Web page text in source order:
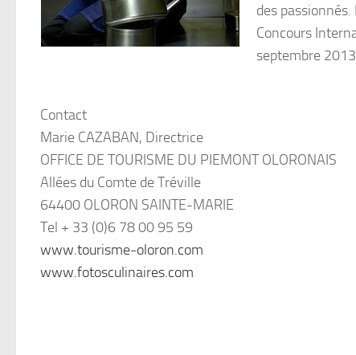
des
Concours
septembre
Contact
Marie CAZABAN, Directrice
OFFICE DE TOURISME DU PIEMONT OLORONAIS
Allées du Comte de Tréville
64400 OLORON SAINTE-MARIE
Tel + 33 (0)6 78 00 95 59
www.tourisme-oloron.com
www.fotosculinaires.com